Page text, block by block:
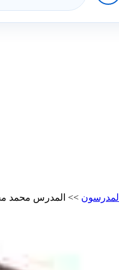
المدرسون >> المدرس محمد